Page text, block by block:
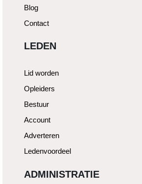
Blog
Contact
LEDEN
Lid worden
Opleiders
Bestuur
Account
Adverteren
Ledenvoordeel
ADMINISTRATIE